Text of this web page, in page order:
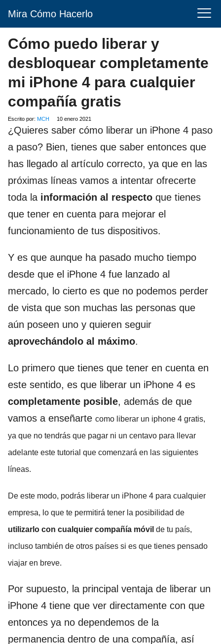
Mira Cómo Hacerlo
Cómo puedo liberar y
desbloquear completamente
mi iPhone 4 para cualquier
compañía gratis
Escrito por: MCH 10 enero 2021
¿Quieres saber cómo liberar un iPhone 4 paso
a paso? Bien, tienes que saber entonces que
has llegado al artículo correcto, ya que en las
próximas líneas vamos a intentar ofrecerte
toda la información al respecto que tienes
que tener en cuenta para mejorar el
funcionamiento de tus dispositivos.
Y es que aunque ha pasado mucho tiempo
desde que el iPhone 4 fue lanzado al
mercado, lo cierto es que no podemos perder
de vista que son muchas las personas que
aún poseen uno y quieren seguir
aprovechándolo al máximo.
Lo primero que tienes que tener en cuenta en
este sentido, es que liberar un iPhone 4 es
completamente posible, además de que
vamos a enseñarte como liberar un iphone 4 gratis,
ya que no tendrás que pagar ni un centavo para llevar
adelante este tutorial que comenzará en las siguientes
líneas.
De este modo, podrás liberar un iPhone 4 para cualquier
empresa, lo que te permitirá tener la posibilidad de
utilizarlo con cualquier compañía móvil de tu país,
incluso también de otros países si es que tienes pensado
viajar en breve.
Por supuesto, la principal ventaja de liberar un
iPhone 4 tiene que ver directamente con que
entonces ya no dependemos de la
permanencia dentro de una compañía, así